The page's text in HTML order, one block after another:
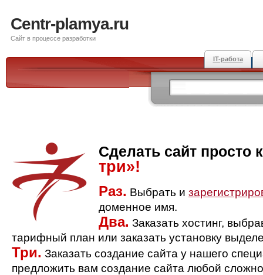
Centr-plamya.ru
Сайт в процессе разработки
IT-работа
Сделать сайт просто
три»!
Раз. Выбрать и
доменное имя.
Два. Заказать хостинг,
тарифный план или заказать установку
Три. Заказать создание сайта у нашего
предложить вам создание сайта любой